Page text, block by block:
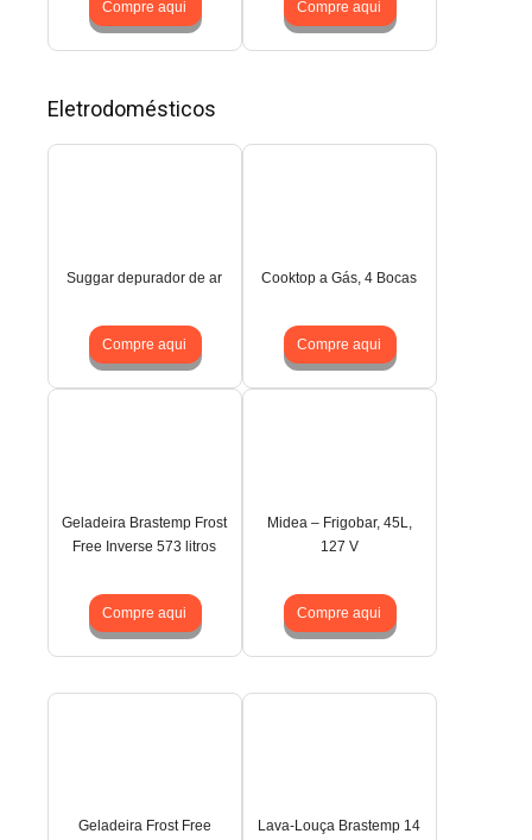
Compre aqui Compre aqui
Eletrodomésticos
Suggar depurador de ar
Compre aqui
Cooktop a Gás, 4 Bocas
Compre aqui
Geladeira Brastemp Frost
Free Inverse 573 litros
Compre aqui
Midea – Frigobar, 45L,
127 V
Compre aqui
Geladeira Frost Free
Lava-Louça Brastemp 14